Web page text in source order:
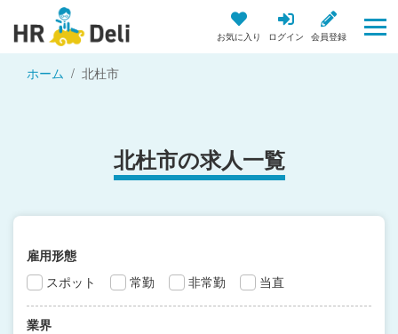
お気に入り ログイン 会員登録
ホーム 北杜市
北杜市の求人一覧
雇用形態
スポット
常勤 非常勤 当直
業界